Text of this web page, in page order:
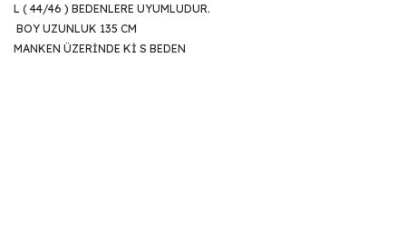
L ( 44/46 ) BEDENLERE UYUMLUDUR.
BOY UZUNLUK 135 CM
MANKEN ÜZERİNDE Kİ S BEDEN